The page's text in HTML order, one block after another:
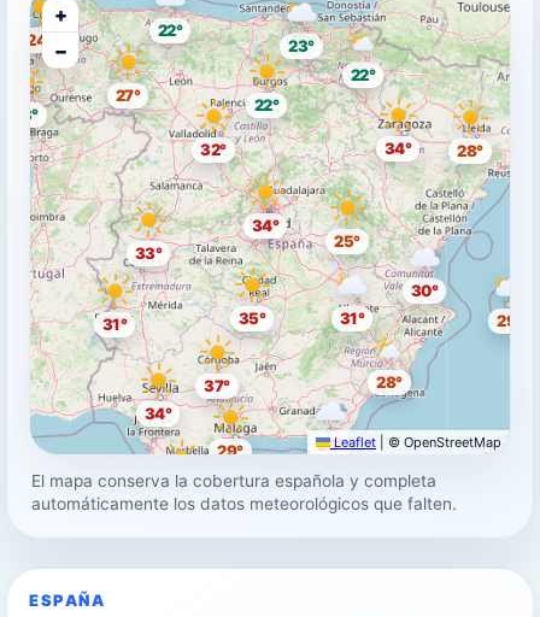
34°
30°
34°
34°
29°
28°
23°
37°
32°
23°
22°
24°
22°
29°
22°
31°
31°
28°
29°
35°
27°
29°
25°
33°
+
−
Leaflet © OpenStreetMap
El mapa conserva la cobertura española y completa
automáticamente los datos meteorológicos que falten.
ESPAÑA